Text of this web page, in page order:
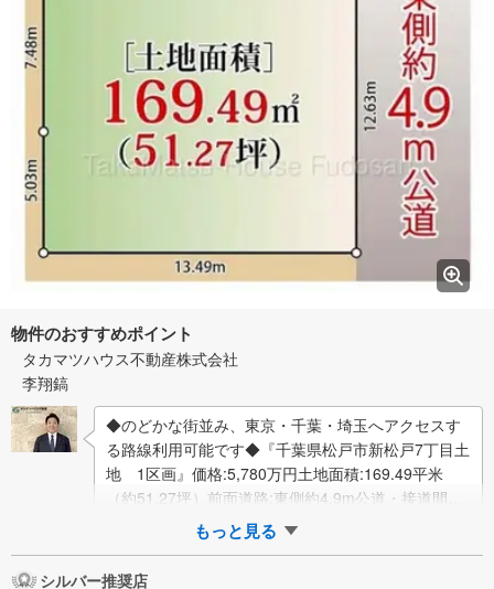
物件のおすすめポイント
タカマツハウス不動産株式会社
李翔鎬
◆のどかな街並み、東京・千葉・埼玉へアクセスす
る路線利用可能です◆『千葉県松戸市新松戸7丁目土
地 1区画』価格:5,780万円土地面積:169.49平米
（約51.27坪）前面道路:東側約4.9m公道・接道間口
約12.63m◯2路線…
もっと見る
シルバー推奨店